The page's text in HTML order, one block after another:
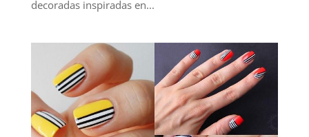
decoradas inspiradas en...